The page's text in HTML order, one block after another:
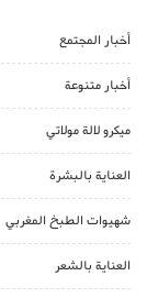
أخبار المجتمع
أخبار متنوعة
ميكرو لالة مولاتي
العناية بالبشرة
شهيوات الطبخ المغربي
العناية بالشعر